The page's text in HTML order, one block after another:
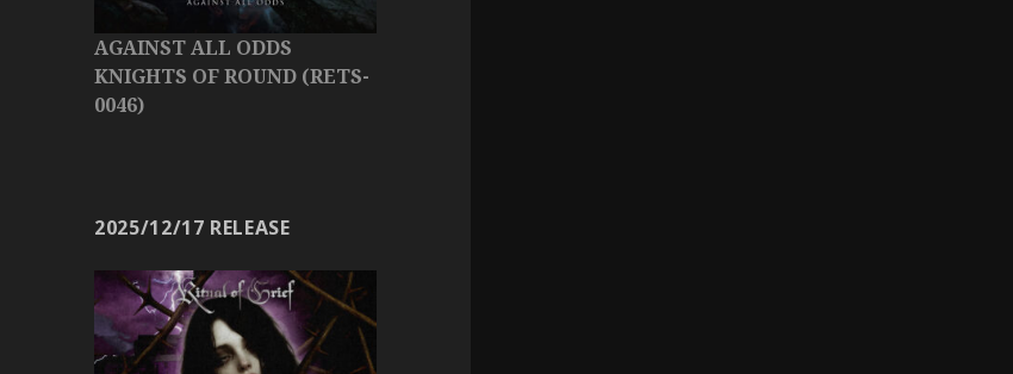
AGAINST ALL ODDS
KNIGHTS OF ROUND (RETS-
0046)
2025/12/17 RELEASE